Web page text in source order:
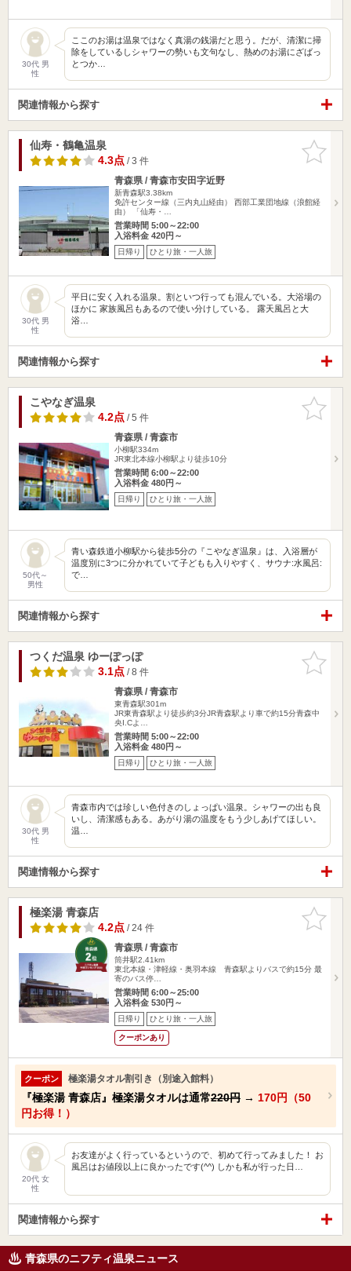
30代 男
性
ここのお湯は温泉ではなく真湯の銭湯だと思う。だが、清潔に掃
除をしているしシャワーの勢いも文句なし、熱めのお湯にざばっ
とつか…
関連情報から探す
お気に入
りに追加
仙寿・鶴亀温泉
4.3点/ 3 件
青森県 / 青森市安田字近野
新青森駅3.38km
免許センター線（三内丸山経由） 西部工業団地線（浪館経
由） 「仙寿・…
営業時間 5:00～22:00
入浴料金 420円～
日帰り ひとり旅・一人旅
30代 男
性
平日に安く入れる温泉。割といつ行っても混んでいる。大浴場の
ほかに 家族風呂もあるので使い分けしている。 露天風呂と大
浴…
関連情報から探す
お気に入
りに追加
こやなぎ温泉
4.2点/ 5 件
青森県 / 青森市
小柳駅334m
JR東北本線小柳駅より徒歩10分
営業時間 6:00～22:00
入浴料金 480円～
日帰り ひとり旅・一人旅
50代～
男性
青い森鉄道小柳駅から徒歩5分の『こやなぎ温泉』は、入浴層が
温度別に3つに分かれていて子どもも入りやすく、サウナ:水風呂:
で…
関連情報から探す
お気に入
りに追加
つくだ温泉 ゆーぽっぽ
3.1点/ 8 件
青森県 / 青森市
東青森駅301m
JR東青森駅より徒歩約3分JR青森駅より車で約15分青森中
央I.Cよ…
営業時間 5:00～22:00
入浴料金 480円～
日帰り ひとり旅・一人旅
30代 男
性
青森市内では珍しい色付きのしょっぱい温泉。シャワーの出も良
いし、清潔感もある。あがり湯の温度をもう少しあげてほしい。
温…
関連情報から探す
お気に入
りに追加
極楽湯 青森店
4.2点/ 24 件
青森県 / 青森市
筒井駅2.41km
東北本線・津軽線・奥羽本線 青森駅よりバスで約15分 最
寄のバス停…
営業時間 6:00～25:00
入浴料金 530円～
日帰り ひとり旅・一人旅
クーポンあり
クーポン 極楽湯タオル割引き（別途入館料）
『極楽湯 青森店』極楽湯タオルは通常220円 → 170円（50
円お得！）
20代 女
性
お友達がよく行っているというので、初めて行ってみました！ お
風呂はお値段以上に良かったです(^^) しかも私が行った日…
関連情報から探す
青森県のニフティ温泉ニュース